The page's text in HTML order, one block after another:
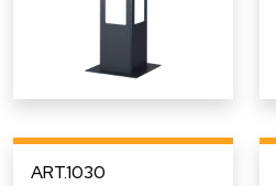
ART.1030